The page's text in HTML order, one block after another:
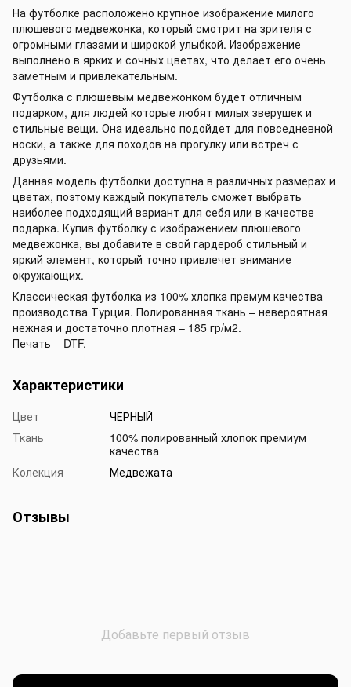
На футболке расположено крупное изображение милого
плюшевого медвежонка, который смотрит на зрителя с
огромными глазами и широкой улыбкой. Изображение
выполнено в ярких и сочных цветах, что делает его очень
заметным и привлекательным.
Футболка с плюшевым медвежонком будет отличным
подарком, для людей которые любят милых зверушек и
стильные вещи. Она идеально подойдет для повседневной
носки, а также для походов на прогулку или встреч с
друзьями.
Данная модель футболки доступна в различных размерах и
цветах, поэтому каждый покупатель сможет выбрать
наиболее подходящий вариант для себя или в качестве
подарка. Купив футболку с изображением плюшевого
медвежонка, вы добавите в свой гардероб стильный и
яркий элемент, который точно привлечет внимание
окружающих.
Классическая футболка из 100% хлопка премум качества
производства Турция. Полированная ткань – невероятная
нежная и достаточно плотная – 185 гр/м2.
Печать – DTF.
Характеристики
Цвет
ЧЕРНЫЙ
Ткань
100% полированный хлопок премиум
качества
Колекция
Медвежата
Отзывы
Добавьте первый отзыв